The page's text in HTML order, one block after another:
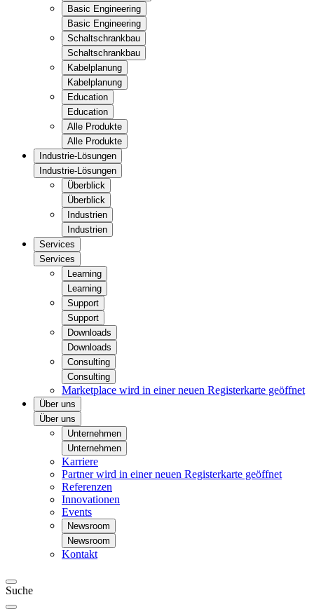
Basic Engineering
Basic Engineering
Schaltschrankbau
Schaltschrankbau
Kabelplanung
Kabelplanung
Education
Education
Alle Produkte
Alle Produkte
Industrie-Lösungen
Industrie-Lösungen
Überblick
Überblick
Industrien
Industrien
Services
Services
Learning
Learning
Support
Support
Downloads
Downloads
Consulting
Consulting
Marketplace wird in einer neuen Registerkarte geöffnet
Über uns
Über uns
Unternehmen
Unternehmen
Karriere
Partnerwird in einer neuen Registerkarte geöffnet
Referenzen
Innovationen
Events
Newsroom
Newsroom
Kontakt
Suche